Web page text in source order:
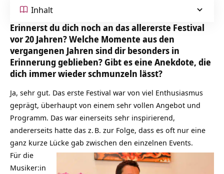
Inhalt
Erinnerst du dich noch an das allererste Festival
vor 20 Jahren? Welche Momente aus den
vergangenen Jahren sind dir besonders in
Erinnerung geblieben? Gibt es eine Anekdote, die
dich immer wieder schmunzeln lässt?
Ja, sehr gut. Das erste Festival war von viel Enthusiasmus
geprägt, überhaupt von einem sehr vollen Angebot und
Programm. Das war einerseits sehr inspirierend,
andererseits hatte das z. B. zur Folge, dass es oft nur eine
ganz kurze Lücke gab zwischen den einzelnen Events.
Für die
Musiker:in